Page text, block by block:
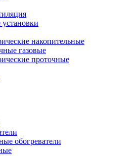
накопительные
газовые
проточные
обогреватели